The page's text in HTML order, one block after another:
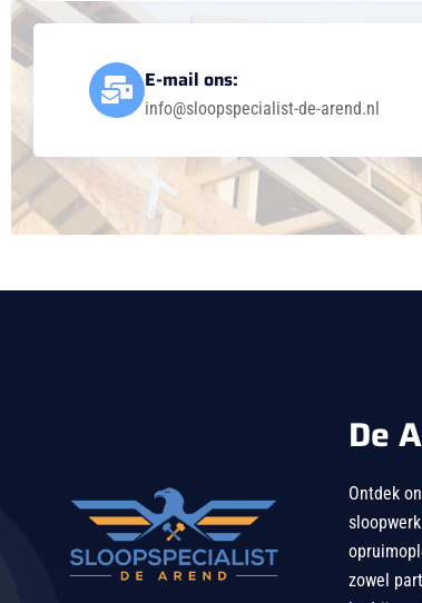
E-mail ons:
info@sloopspecialist-de-arend.nl
De
Ontdek
zowel